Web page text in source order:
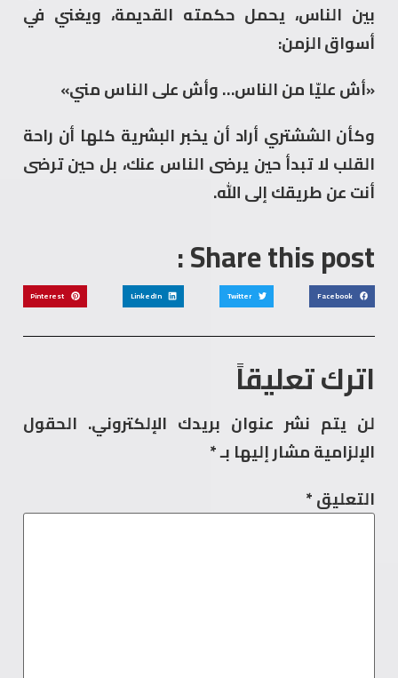
بين الناس، يحمل حكمته القديمة، ويغني في
أسواق الزمن:
«أش عليّا من الناس… وأش على الناس مني»
وكأن الششتري أراد أن يخبر البشرية كلها أن راحة
القلب لا تبدأ حين يرضى الناس عنك، بل حين ترضى
أنت عن طريقك إلى الله.
Share this post :
Facebook
Twitter
LinkedIn
Pinterest
اترك تعليقاً
لن يتم نشر عنوان بريدك الإلكتروني. الحقول
الإلزامية مشار إليها بـ *
التعليق*